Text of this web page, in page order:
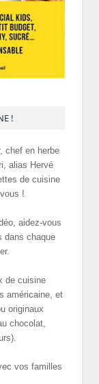
!
chef en herbe
alias Hervé
de cuisine
!
aidez-vous
dans chaque
de cuisine
américaine, et
originaux
chocolat,
vos familles